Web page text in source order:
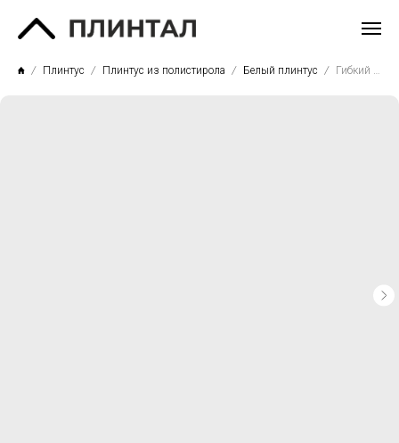
Плинтус Плинтус из полистирола Белый плинтус